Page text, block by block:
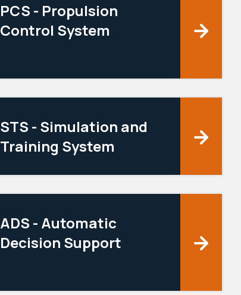
PCS - Propulsion
Control System
STS - Simulation and
Training System
ADS - Automatic
Decision Support